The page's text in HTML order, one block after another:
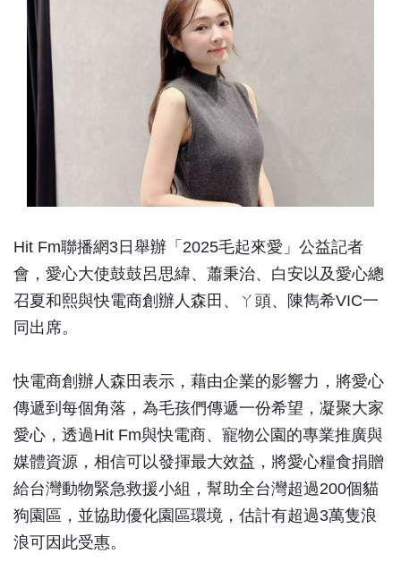
Hit Fm聯播網3日舉辦「2025毛起來愛」公益記者
會，愛心大使鼓鼓呂思緯、蕭秉治、白安以及愛心總
召夏和熙與快電商創辦人森田、ㄚ頭、陳雋希VIC一
同出席。
快電商創辦人森田表示，藉由企業的影響力，將愛心
傳遞到每個角落，為毛孩們傳遞一份希望，凝聚大家
愛心，透過Hit Fm與快電商、寵物公園的專業推廣與
媒體資源，相信可以發揮最大效益，將愛心糧食捐贈
給台灣動物緊急救援小組，幫助全台灣超過200個貓
狗園區，並協助優化園區環境，估計有超過3萬隻浪
浪可因此受惠。